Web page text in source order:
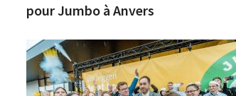
pour Jumbo à Anvers